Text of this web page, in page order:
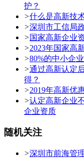
护？
>什么是高新技
>深圳市工信局
>国家高新企业
>2023年国家高
>80%的中小企
>通过高新认定
得？
>2019年高新优
>认定高新企业
企业资质
随机关注
>深圳市前海管